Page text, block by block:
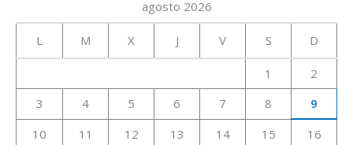
agosto 2026
L M X J V S D
1
2
3
4 5 6 7 8
9
10
11 12 13 14 15
16